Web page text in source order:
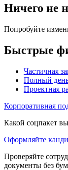
Ничего не
Попробуйте
Быстрые
Частичная
Полный
Проектная
Корпоративная
Какой соцпакет
Оформляйте
Проверяйте
документы без